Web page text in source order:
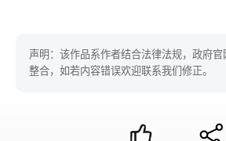
声明：该作品系作者结合法律法规，政府
整合，如若内容错误欢迎联系我们修正。